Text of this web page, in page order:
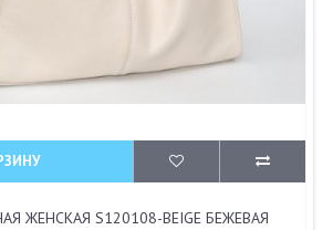
ЖЕНСКАЯ S120108-BEIGE БЕЖЕВАЯ